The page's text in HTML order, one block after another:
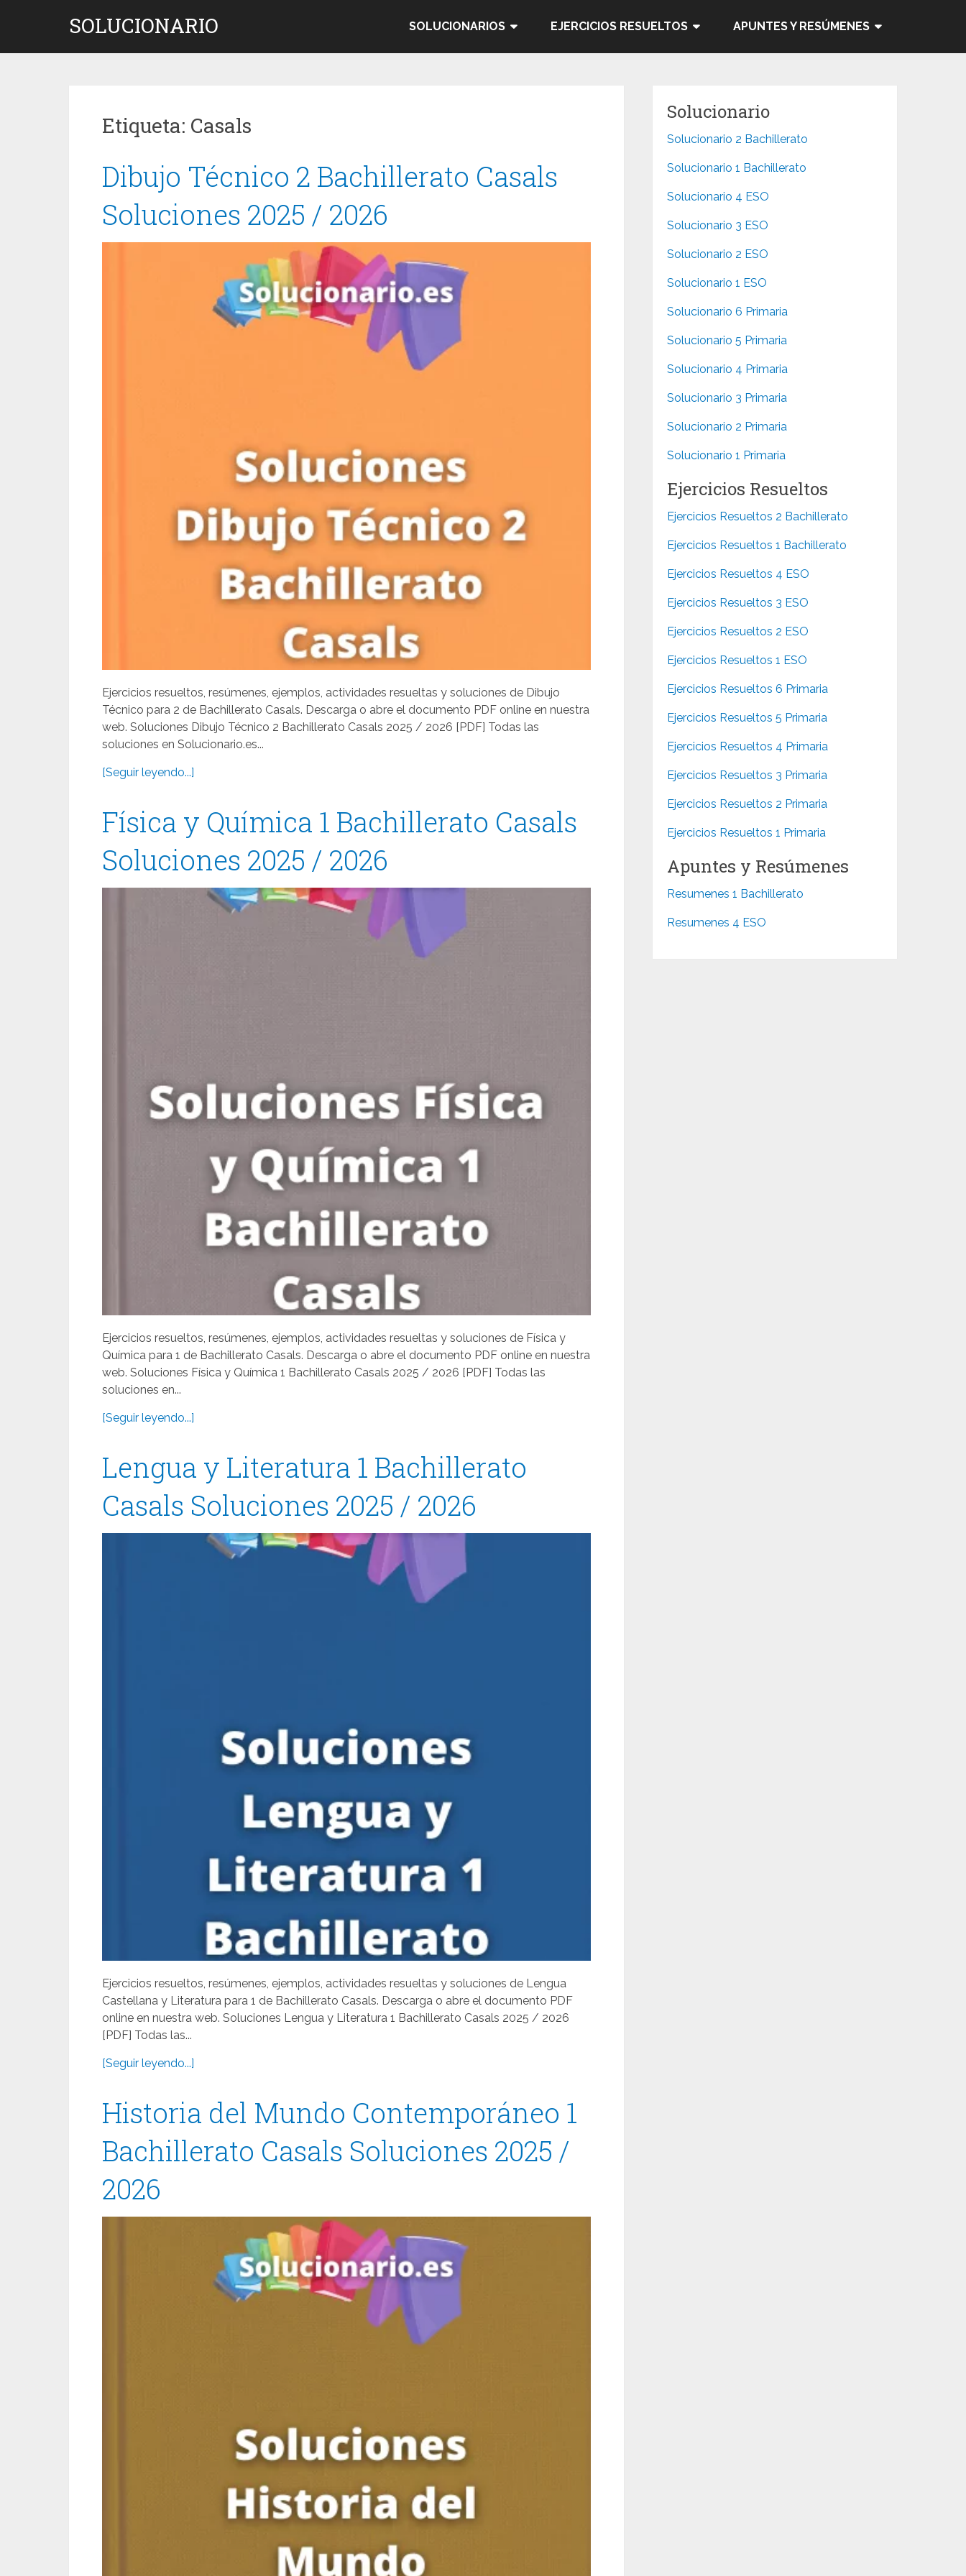
SOLUCIONARIO SOLUCIONARIOS EJERCICIOS RESUELTOS APUNTES Y RESÚMENES
Etiqueta: Casals
Dibujo Técnico 2 Bachillerato Casals
Soluciones 2025 / 2026
Ejercicios resueltos, resúmenes, ejemplos, actividades resueltas y soluciones de Dibujo
Técnico para 2 de Bachillerato Casals. Descarga o abre el documento PDF online en nuestra
web. Soluciones Dibujo Técnico 2 Bachillerato Casals 2025 / 2026 [PDF] Todas las
soluciones en Solucionario.es...
[Seguir leyendo...]
Física y Química 1 Bachillerato Casals
Soluciones 2025 / 2026
Ejercicios resueltos, resúmenes, ejemplos, actividades resueltas y soluciones de Física y
Química para 1 de Bachillerato Casals. Descarga o abre el documento PDF online en nuestra
web. Soluciones Física y Química 1 Bachillerato Casals 2025 / 2026 [PDF] Todas las
soluciones en...
[Seguir leyendo...]
Lengua y Literatura 1 Bachillerato
Casals Soluciones 2025 / 2026
Ejercicios resueltos, resúmenes, ejemplos, actividades resueltas y soluciones de Lengua
Castellana y Literatura para 1 de Bachillerato Casals. Descarga o abre el documento PDF
online en nuestra web. Soluciones Lengua y Literatura 1 Bachillerato Casals 2025 / 2026
[PDF] Todas las...
[Seguir leyendo...]
Historia del Mundo Contemporáneo 1
Bachillerato Casals Soluciones 2025 /
2026
Solucionario
Solucionario 2 Bachillerato
Solucionario 1 Bachillerato
Solucionario 4 ESO
Solucionario 3 ESO
Solucionario 2 ESO
Solucionario 1 ESO
Solucionario 6 Primaria
Solucionario 5 Primaria
Solucionario 4 Primaria
Solucionario 3 Primaria
Solucionario 2 Primaria
Solucionario 1 Primaria
Ejercicios Resueltos
Ejercicios Resueltos 2 Bachillerato
Ejercicios Resueltos 1 Bachillerato
Ejercicios Resueltos 4 ESO
Ejercicios Resueltos 3 ESO
Ejercicios Resueltos 2 ESO
Ejercicios Resueltos 1 ESO
Ejercicios Resueltos 6 Primaria
Ejercicios Resueltos 5 Primaria
Ejercicios Resueltos 4 Primaria
Ejercicios Resueltos 3 Primaria
Ejercicios Resueltos 2 Primaria
Ejercicios Resueltos 1 Primaria
Apuntes y Resúmenes
Resumenes 1 Bachillerato
Resumenes 4 ESO